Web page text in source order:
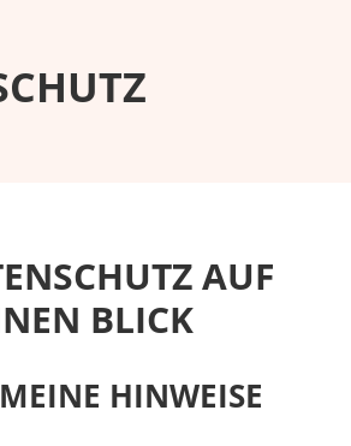
AUF
BLICK
HINWEISE